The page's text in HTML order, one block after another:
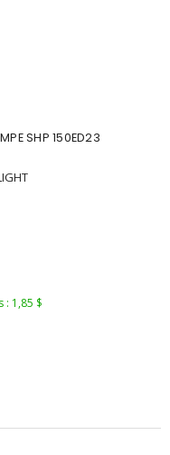
SHP 150ED23
: 1,85 $